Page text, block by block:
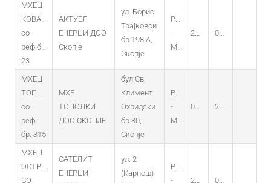
МХЕЦ
КОВАЧКА
со
реф.бр.
23
АКТУЕЛ
ЕНЕРЏИ ДОО
Скопје
ул. Борис
Трајковси
бр.198 А,
Скопје
PO
-
MHEC
20.02.2020 06.02.2020
МХЕЦ
ТОПОЛКА
со
реф.
бр. 315
МХЕ
ТОПОЛКИ
ДОО СКОПЈЕ
бул.Св.
Климент
Охридски
бр.30,
Скопје
PO
-
MHEC
01.12.2020 26.11.2020
МХЕЦ
ОСТРИЛСКА
СО
САТЕЛИТ
ЕНЕРЏИ
ул. 2
(Карпош)
PO
-
23.02.2022 07.02.2022